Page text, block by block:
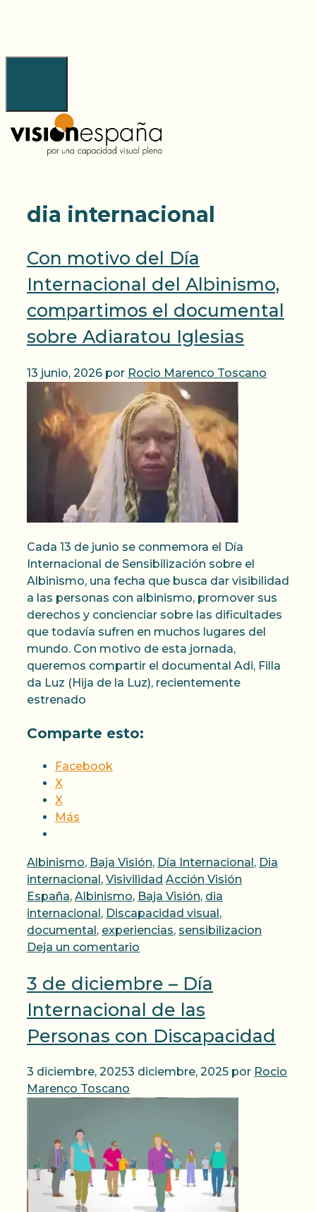
dia internacional
Con motivo del Día
Internacional del Albinismo,
compartimos el documental
sobre Adiaratou Iglesias
13 junio, 2026 por Rocio Marenco Toscano
Cada 13 de junio se conmemora el Día
Internacional de Sensibilización sobre el
Albinismo, una fecha que busca dar visibilidad
a las personas con albinismo, promover sus
derechos y concienciar sobre las dificultades
que todavía sufren en muchos lugares del
mundo. Con motivo de esta jornada,
queremos compartir el documental Adi, Filla
da Luz (Hija de la Luz), recientemente
estrenado
Comparte esto:
Facebook
X
X
Más
Categorías
Albinismo, Baja Visión, Día Internacional, Dia
internacional, Visivilidad Etiquetas
Acción Visión
España, Albinismo, Baja Visión, dia
internacional, Discapacidad visual,
documental, experiencias, sensibilizacion
Deja un comentario
3 de diciembre – Día
Internacional de las
Personas con Discapacidad
3 diciembre, 20253 diciembre, 2025 por Rocio
Marenco Toscano